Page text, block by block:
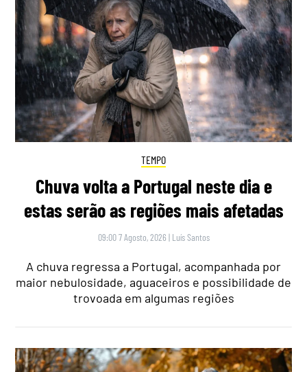
TEMPO
Chuva volta a Portugal neste dia e
estas serão as regiões mais afetadas
09:00 7 Agosto, 2026 | Luís Santos
A chuva regressa a Portugal, acompanhada por
maior nebulosidade, aguaceiros e possibilidade de
trovoada em algumas regiões